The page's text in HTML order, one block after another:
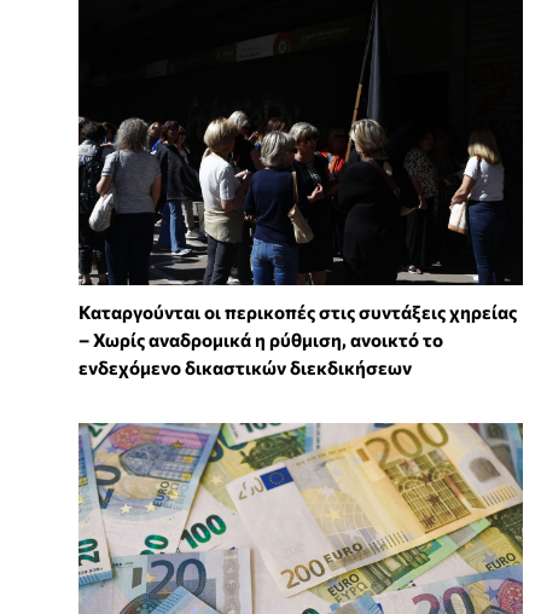
Καταργούνται οι περικοπές στις συντάξεις χηρείας
– Χωρίς αναδρομικά η ρύθμιση, ανοικτό το
ενδεχόμενο δικαστικών διεκδικήσεων